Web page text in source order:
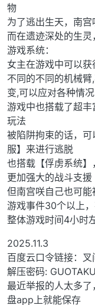
物
为了逃出生天，南宫
而在遗迹深处的生灵
游戏系统：
女主在游戏中可以获
不同的不同的机械
变,可以应对各种情况
游戏中也搭载了超
玩法
被陷阱拘束的话，
服】来进行逃脱
也搭载【俘虏系统
更加强大的战斗支援
但南宫咲自己也可
游戏事件30个以上
整体游戏时间4小时
2025.11.3
百度云口令链接：
解压密码: GUOTAKU
最近举报的人太多
盘app上就能保存